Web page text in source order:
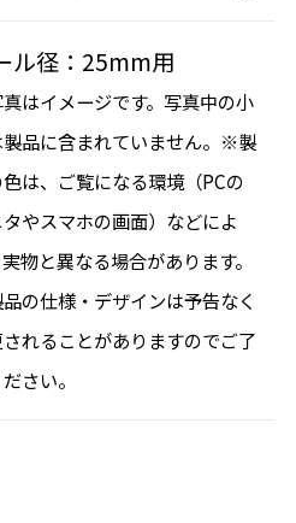
ル径：25mm用
はイメージです。写真中の小
品に含まれていません。※製
は、ご覧になる環境（PCの
やスマホの画面）などによ
実物と異なる場合があります。
の仕様・デザインは予告なく
れることがありますのでご了
さい。